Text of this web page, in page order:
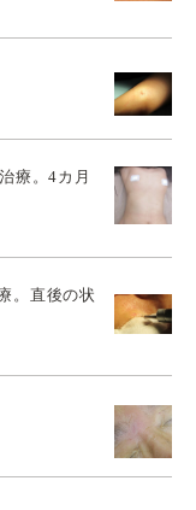
療。4カ月
。直後の状